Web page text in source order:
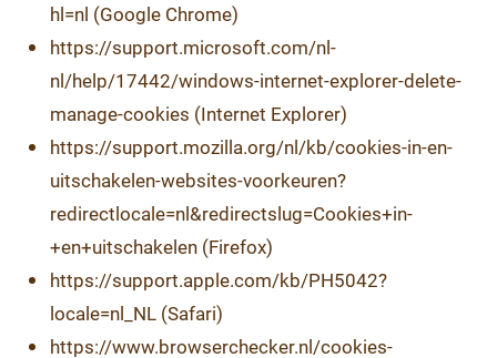
hl=nl (Google Chrome)
https://support.microsoft.com/nl-
nl/help/17442/windows-internet-explorer-delete-
manage-cookies (Internet Explorer)
https://support.mozilla.org/nl/kb/cookies-in-en-
uitschakelen-websites-voorkeuren?
redirectlocale=nl&redirectslug=Cookies+in-
+en+uitschakelen (Firefox)
https://support.apple.com/kb/PH5042?
locale=nl_NL (Safari)
https://www.browserchecker.nl/cookies-